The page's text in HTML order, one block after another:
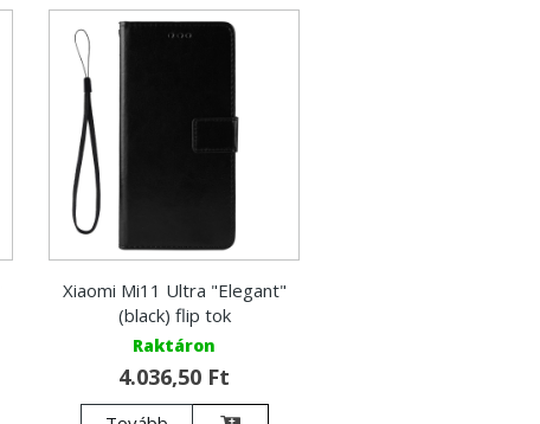
Xiaomi Mi11 Ultra "Elegant"
(black) flip tok
Raktáron
4.036,50 Ft